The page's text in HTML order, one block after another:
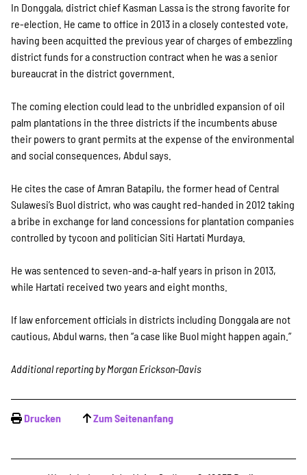
In Donggala, district chief Kasman Lassa is the strong favorite for
re-election. He came to office in 2013 in a closely contested vote,
having been acquitted the previous year of charges of embezzling
district funds for a construction contract when he was a senior
bureaucrat in the district government.
The coming election could lead to the unbridled expansion of oil
palm plantations in the three districts if the incumbents abuse
their powers to grant permits at the expense of the environmental
and social consequences, Abdul says.
He cites the case of Amran Batapilu, the former head of Central
Sulawesi’s Buol district, who was caught red-handed in 2012 taking
a bribe in exchange for land concessions for plantation companies
controlled by tycoon and politician Siti Hartati Murdaya.
He was sentenced to seven-and-a-half years in prison in 2013,
while Hartati received two years and eight months.
If law enforcement officials in districts including Donggala are not
cautious, Abdul warns, then “a case like Buol might happen again.”
Additional reporting by Morgan Erickson-Davis
Drucken Zum Seitenanfang